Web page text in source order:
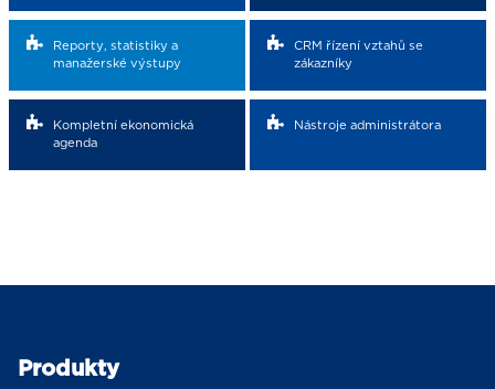
Reporty, statistiky a
manažerské výstupy
CRM řízení vztahů se
zákazníky
Kompletní ekonomická
agenda
Nástroje administrátora
Produkty